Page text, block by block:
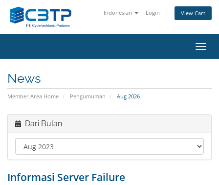
Indonesian Login View Cart
News
Member Area Home Pengumuman Aug 2026
Dari Bulan
Informasi Server Failure